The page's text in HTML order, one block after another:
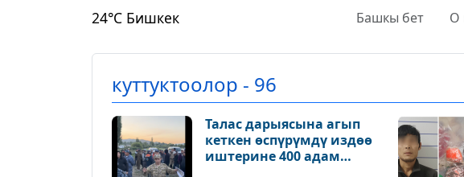
24°C Бишкек Башкы бет О
куттуктоолор - 96
Талас дарыясына агып
кеткен өспүрүмдү издөө
иштерине 400 адам